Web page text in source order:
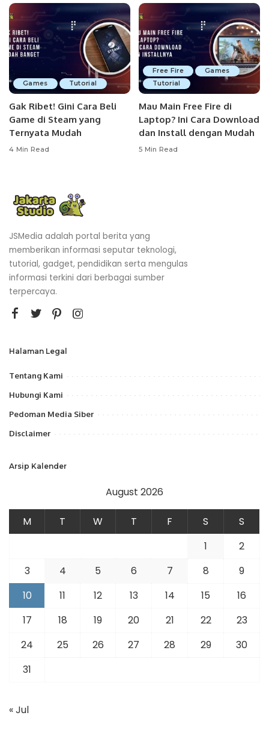
Games Tutorial
Gak Ribet! Gini Cara Beli
Game di Steam yang
Ternyata Mudah
4 Min Read
Free Fire
Games
Tutorial
Mau Main Free Fire di
Laptop? Ini Cara Download
dan Install dengan Mudah
5 Min Read
JSMedia adalah portal berita yang
memberikan informasi seputar teknologi,
tutorial, gadget, pendidikan serta mengulas
informasi terkini dari berbagai sumber
terpercaya.
Halaman Legal
Tentang Kami
Hubungi Kami
Pedoman Media Siber
Disclaimer
Arsip Kalender
August 2026
M T W T F S
S
1
2
3
4 5 6 7 8
9
10
11 12 13 14 15
16
17
18 19 20 21 22
23
24
25 26 27 28 29
30
31
« Jul